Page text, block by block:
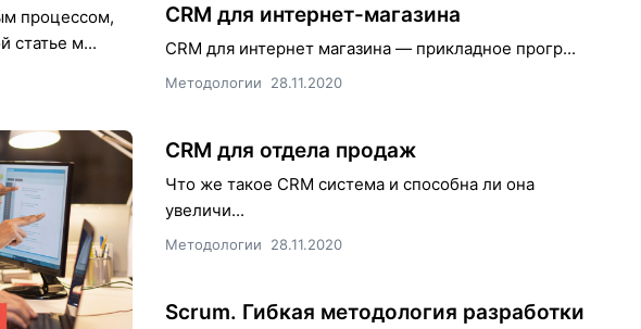
процессом,
статье м...
CRM для интернет-магазина
CRM для интернет магазина — прикладное прогр...
Методологии 28.11.2020
CRM для отдела продаж
Что же такое CRM система и способна ли она
увеличи...
Методологии 28.11.2020
Scrum. Гибкая методология разработки